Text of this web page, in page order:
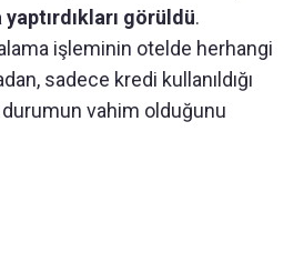
görüldü.
işleminin otelde herhangi
sadece kredi kullanıldığı
durumun vahim olduğunu